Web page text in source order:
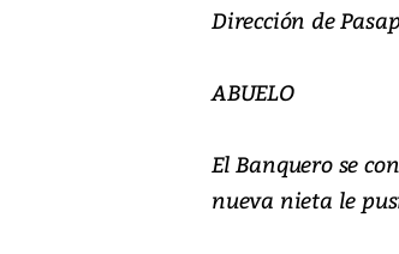
Dirección de
ABUELO
El Banquero se
nueva nieta le